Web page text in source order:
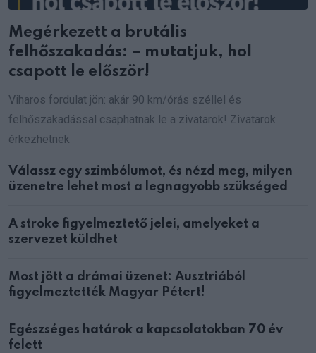
Megérkezett a brutális
felhőszakadás: – mutatjuk, hol
csapott le először!
Viharos fordulat jön: akár 90 km/órás széllel és
felhőszakadással csaphatnak le a zivatarok! Zivatarok
érkezhetnek
Válassz egy szimbólumot, és nézd meg, milyen
üzenetre lehet most a legnagyobb szükséged
A stroke figyelmeztető jelei, amelyeket a
szervezet küldhet
Most jött a drámai üzenet: Ausztriából
figyelmeztették Magyar Pétert!
Egészséges határok a kapcsolatokban 70 év
felett